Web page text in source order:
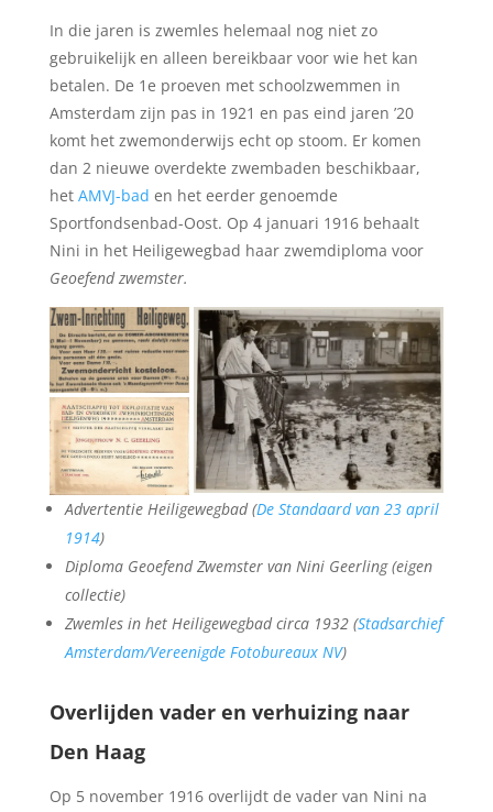
In die jaren is zwemles helemaal nog niet zo
gebruikelijk en alleen bereikbaar voor wie het kan
betalen. De 1e proeven met schoolzwemmen in
Amsterdam zijn pas in 1921 en pas eind jaren ’20
komt het zwemonderwijs echt op stoom. Er komen
dan 2 nieuwe overdekte zwembaden beschikbaar,
het AMVJ-bad en het eerder genoemde
Sportfondsenbad-Oost. Op 4 januari 1916 behaalt
Nini in het Heiligewegbad haar zwemdiploma voor
Geoefend zwemster.
Advertentie Heiligewegbad (De Standaard van 23 april
1914)
Diploma Geoefend Zwemster van Nini Geerling (eigen
collectie)
Zwemles in het Heiligewegbad circa 1932 (Stadsarchief
Amsterdam/Vereenigde Fotobureaux NV)
Overlijden vader en verhuizing naar
Den Haag
Op 5 november 1916 overlijdt de vader van Nini na